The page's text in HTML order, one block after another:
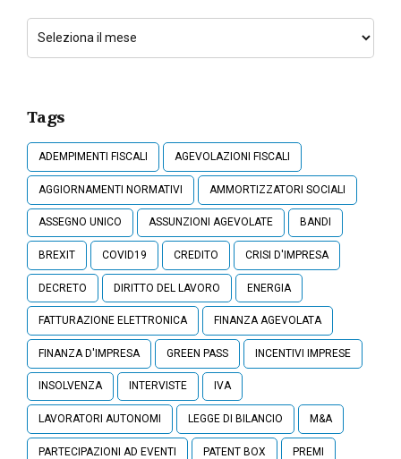
Tags
ADEMPIMENTI FISCALI AGEVOLAZIONI FISCALI
AGGIORNAMENTI NORMATIVI AMMORTIZZATORI SOCIALI
ASSEGNO UNICO ASSUNZIONI AGEVOLATE BANDI
BREXIT COVID19 CREDITO CRISI D'IMPRESA
DECRETO DIRITTO DEL LAVORO ENERGIA
FATTURAZIONE ELETTRONICA FINANZA AGEVOLATA
FINANZA D'IMPRESA GREEN PASS INCENTIVI IMPRESE
INSOLVENZA INTERVISTE IVA
LAVORATORI AUTONOMI LEGGE DI BILANCIO M&A
PARTECIPAZIONI AD EVENTI PATENT BOX PREMI